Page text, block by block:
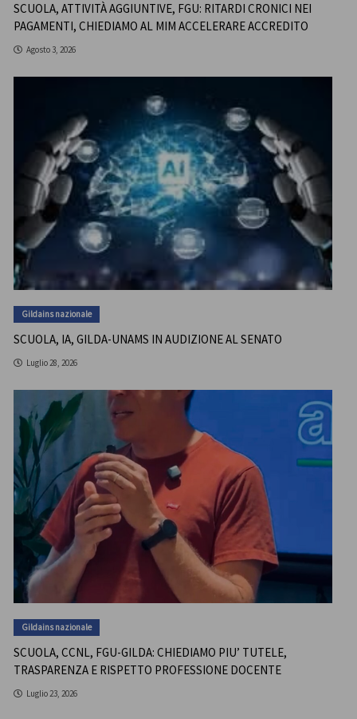
SCUOLA, ATTIVITÀ AGGIUNTIVE, FGU: RITARDI CRONICI NEI
PAGAMENTI, CHIEDIAMO AL MIM ACCELERARE ACCREDITO
Agosto 3, 2026
Gildains nazionale
SCUOLA, IA, GILDA-UNAMS IN AUDIZIONE AL SENATO
Luglio 28, 2026
Gildains nazionale
SCUOLA, CCNL, FGU-GILDA: CHIEDIAMO PIU’ TUTELE,
TRASPARENZA E RISPETTO PROFESSIONE DOCENTE
Luglio 23, 2026